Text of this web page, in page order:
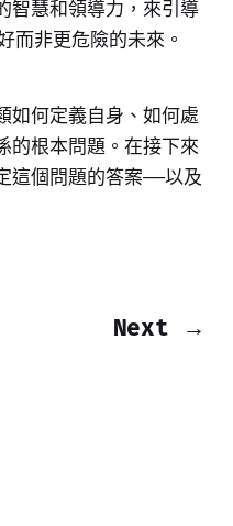
智慧和領導力，來引導
而非更危險的未來。
如何定義自身、如何處
的根本問題。在接下來
這個問題的答案——以及
Next →